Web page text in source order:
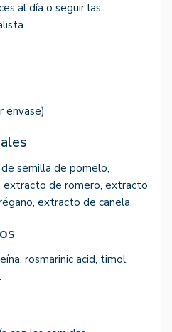
al día o seguir las
envase)
semilla de pomelo,
de romero, extracto
extracto de canela.
rosmarinic acid, timol,